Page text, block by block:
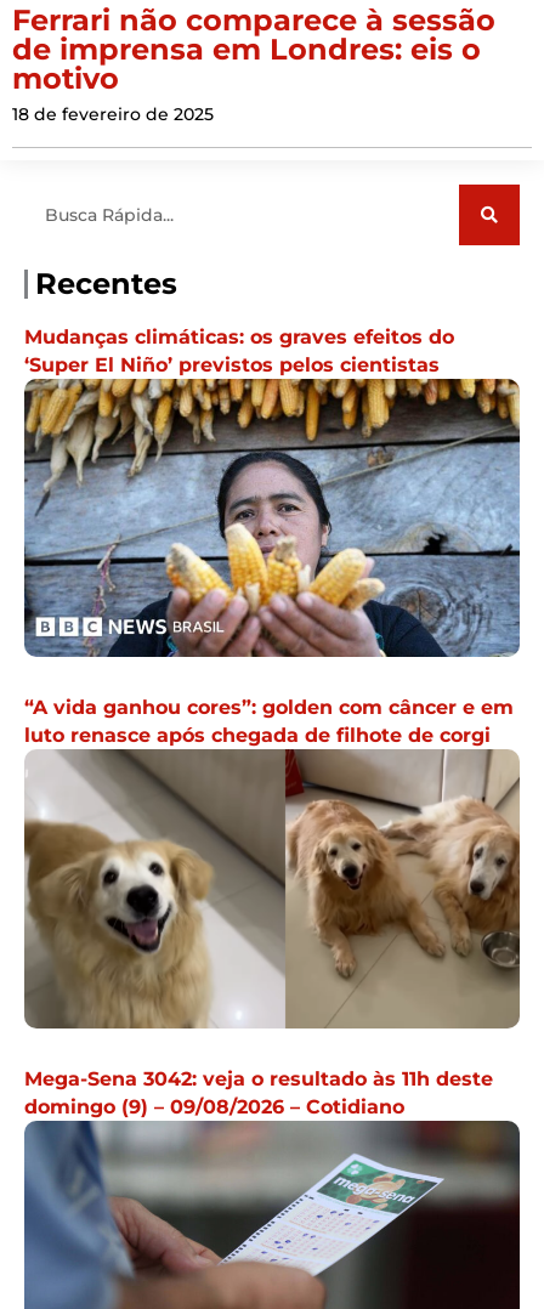
Ferrari não comparece à sessão
de imprensa em Londres: eis o
motivo
18 de fevereiro de 2025
Recentes
Mudanças climáticas: os graves efeitos do
‘Super El Niño’ previstos pelos cientistas
“A vida ganhou cores”: golden com câncer e em
luto renasce após chegada de filhote de corgi
Mega-Sena 3042: veja o resultado às 11h deste
domingo (9) – 09/08/2026 – Cotidiano